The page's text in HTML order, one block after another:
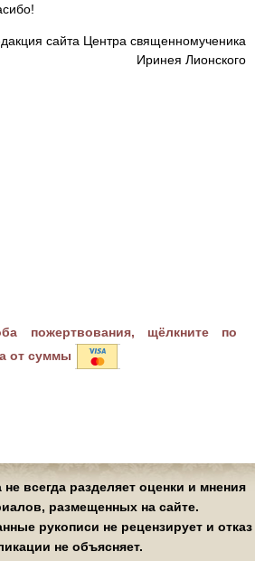
сайта Центра священномученика
Иринея Лионского
пожертвования, щёлкните по
от суммы
всегда разделяет оценки и мнения
размещенных на сайте.
рукописи не рецензирует и отказ
не объясняет.